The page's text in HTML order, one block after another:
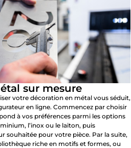
sur mesure
votre décoration en métal vous séduit,
en ligne. Commencez par choisir
à vos préférences parmi les options
l’inox ou le laiton, puis
souhaitée pour votre pièce. Par la suite,
riche en motifs et formes, ou